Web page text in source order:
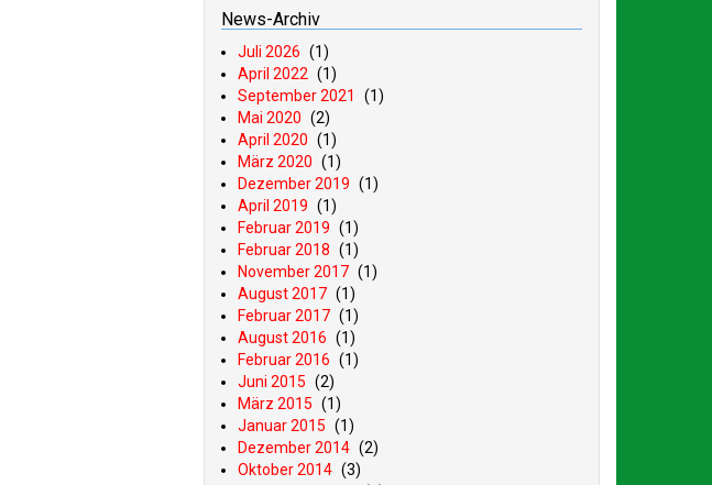
News-Archiv
Juli 2026 (1)
April 2022 (1)
September 2021
(1)
Mai 2020 (2)
April 2020 (1)
März 2020 (1)
Dezember 2019 (1)
April 2019 (1)
Februar 2019 (1)
Februar 2018 (1)
November 2017 (1)
August 2017 (1)
Februar 2017 (1)
August 2016 (1)
Februar 2016 (1)
Juni 2015 (2)
März 2015 (1)
Januar 2015 (1)
Dezember 2014 (2)
Oktober 2014 (3)